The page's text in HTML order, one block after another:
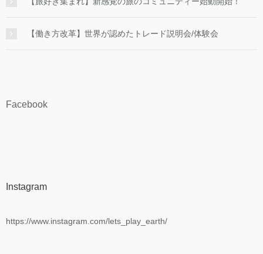
【働き方改革】世界が認めたトレード説明会/体験会
Facebook
Instagram
https://www.instagram.com/lets_play_earth/